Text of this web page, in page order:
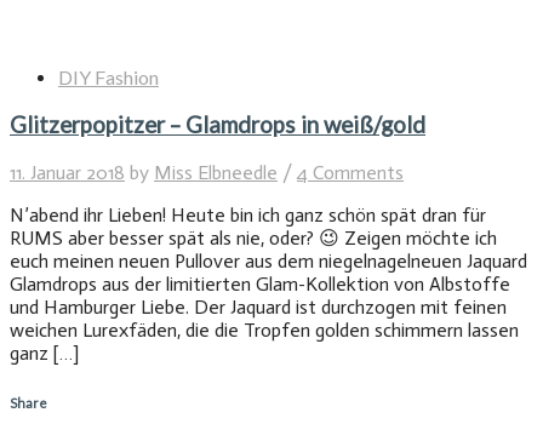
DIY Fashion
Glitzerpopitzer – Glamdrops in weiß/gold
11. Januar 2018 by Miss Elbneedle / 4 Comments
N’abend ihr Lieben! Heute bin ich ganz schön spät dran für
RUMS aber besser spät als nie, oder? 😉 Zeigen möchte ich
euch meinen neuen Pullover aus dem niegelnagelneuen Jaquard
Glamdrops aus der limitierten Glam-Kollektion von Albstoffe
und Hamburger Liebe. Der Jaquard ist durchzogen mit feinen
weichen Lurexfäden, die die Tropfen golden schimmern lassen
ganz […]
Share